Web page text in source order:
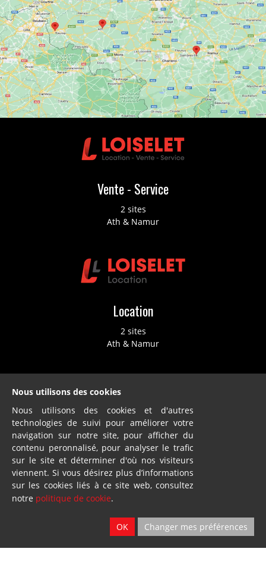
Vente - Service
2 sites
Ath & Namur
Location
2 sites
Ath & Namur
Dillies
SA
Blandain
© Loiselet 2025 By
FAQ
Conditions générales de vente
Nous utilisons des cookies
Nous utilisons des cookies et d'autres
technologies de suivi pour améliorer votre
navigation sur notre site, pour afficher du
contenu peronnalisé, pour analyser le trafic
sur le site et déterminer d'où nos visiteurs
viennent. Si vous désirez plus d’informations
sur les cookies liés à ce site web, consultez
notre politique de cookie.
OK Changer mes préférences